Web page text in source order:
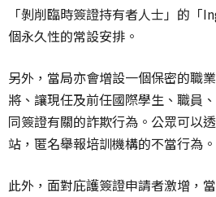
「剝削臨時簽證持有者人士」的「
個永久性的常設安排。
另外，當局亦會增設一個保密的職
將、讓現任及前任國際學生、職員
同簽證有關的詐欺行為。公眾可以
站，匿名舉報培訓機構的不當行為。
此外，面對庇護簽證申請者激增，